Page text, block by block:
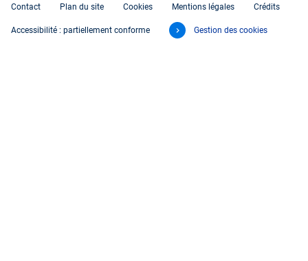
Contact Plan du site Cookies Mentions légales Crédits
Accessibilité : partiellement conforme Gestion des cookies